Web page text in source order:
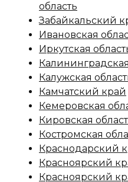
область
Забайкальский
Ивановская
Иркутская
Калужская
Камчатский край
Кемеровская
Кировская
Костромская
Краснодарский
Красноярский
Красноярский